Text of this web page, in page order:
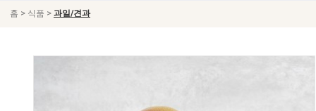
홈 > 식품 > 과일/견과